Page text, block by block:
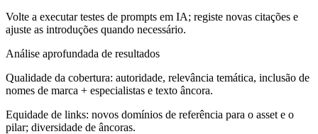
Volte a executar testes de prompts em IA; registe novas citações e
ajuste as introduções quando necessário.
Análise aprofundada de resultados
Qualidade da cobertura: autoridade, relevância temática, inclusão de
nomes de marca + especialistas e texto âncora.
Equidade de links: novos domínios de referência para o asset e o
pilar; diversidade de âncoras.